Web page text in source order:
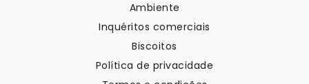
Ambiente
Inquéritos comerciais
Biscoitos
Política de privacidade